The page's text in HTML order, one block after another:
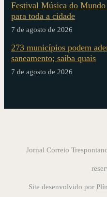
Festival Música do
para toda a cidade
7 de agosto de 2026
273 municípios podem
saneamento; saiba quais
7 de agosto de 2026
Jornal Correio
Site desenvolvido por